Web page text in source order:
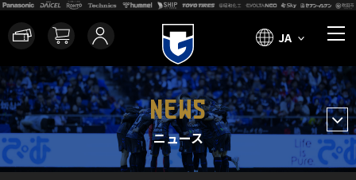
JA
NEWS
ニュース